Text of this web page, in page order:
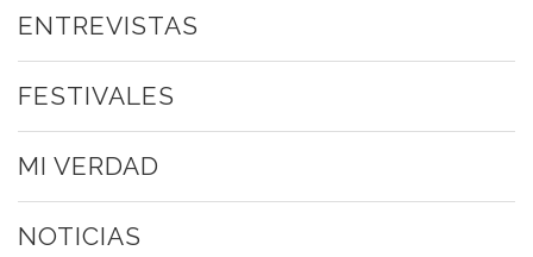
ENTREVISTAS
FESTIVALES
MI VERDAD
NOTICIAS